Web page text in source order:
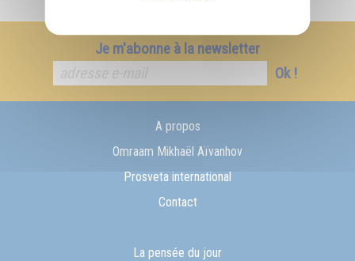
Je m'abonne à la newsletter
Ok !
A propos
Omraam Mikhaël Aïvanhov
Prosveta international
Contact
La pensée du jour